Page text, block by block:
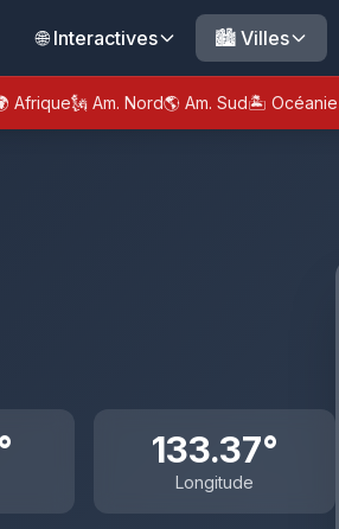
🌐 Interactives 🏙️ Villes
Afrique🗽 Am. Nord🌎 Am. Sud🏝️ Océanie
133.37°
Longitude